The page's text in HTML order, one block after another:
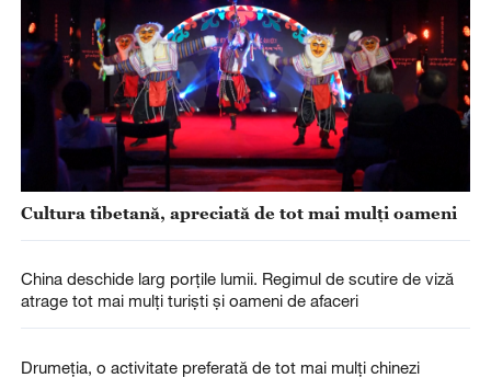
Cultura tibetană, apreciată de tot mai mulți oameni
China deschide larg porțile lumii. Regimul de scutire de viză
atrage tot mai mulți turiști și oameni de afaceri
Drumeția, o activitate preferată de tot mai mulți chinezi